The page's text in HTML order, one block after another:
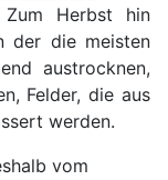
Zum Herbst hin
der die meisten
austrocknen,
Felder, die aus
werden.
vom